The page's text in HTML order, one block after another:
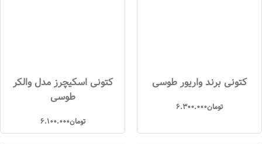
کتونی برند واریور طوسی
تومان6.300.000
کتونی اسکیچرز مدل والکر
طوسی
تومان6.100.000